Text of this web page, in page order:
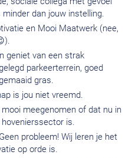
dan jouw instelling.
en Mooi Maatwerk (nee,
geniet van een strak
parkeerterrein, goed
gras.
is jou niet vreemd.
meegenomen of dat nu in
is.
probleem! Wij leren je het
op orde is.